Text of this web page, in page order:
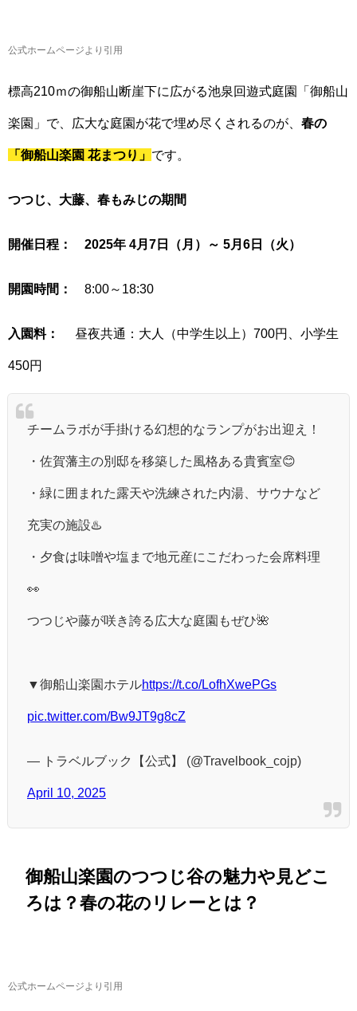
公式ホームページより引用
標高210ｍの御船山断崖下に広がる池泉回遊式庭園「御船山
楽園」で、広大な庭園が花で埋め尽くされるのが、 春の
「御船山楽園 花まつり」 です。
つつじ、大藤、春もみじの期間
開催日程： 2025年 4月7日（月）～ 5月6日（火）
開園時間： 8:00～18:30
入園料： 昼夜共通：大人（中学生以上）700円、小学生
450円
チームラボが手掛ける幻想的なランプがお出迎え！
・佐賀藩主の別邸を移築した風格ある貴賓室😊
・緑に囲まれた露天や洗練された内湯、サウナなど
充実の施設♨️
・夕食は味噌や塩まで地元産にこだわった会席料理
👀
つつじや藤が咲き誇る広大な庭園もぜひ🌺
▼御船山楽園ホテルhttps://t.co/LofhXwePGs
pic.twitter.com/Bw9JT9g8cZ
— トラベルブック【公式】 (@Travelbook_cojp)
April 10, 2025
御船山楽園のつつじ谷の魅力や見どこ
ろは？春の花のリレーとは？
公式ホームページより引用